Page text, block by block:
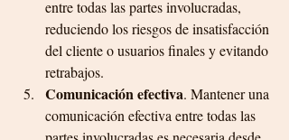
entre todas las partes involucradas,
reduciendo los riesgos de insatisfacción
del cliente o usuarios finales y evitando
retrabajos.
Comunicación efectiva. Mantener una
comunicación efectiva entre todas las